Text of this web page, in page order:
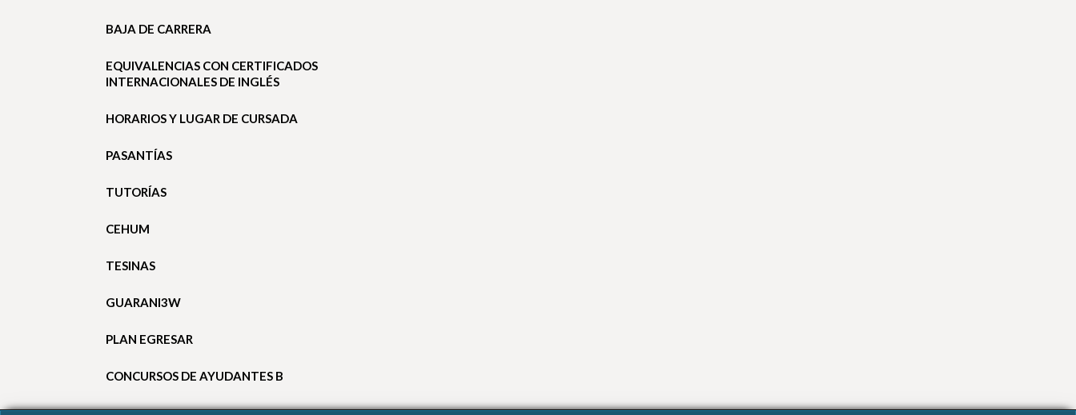
BAJA DE CARRERA
EQUIVALENCIAS CON CERTIFICADOS
INTERNACIONALES DE INGLÉS
HORARIOS Y LUGAR DE CURSADA
PASANTÍAS
TUTORÍAS
CEHUM
TESINAS
GUARANI3W
PLAN EGRESAR
CONCURSOS DE AYUDANTES B